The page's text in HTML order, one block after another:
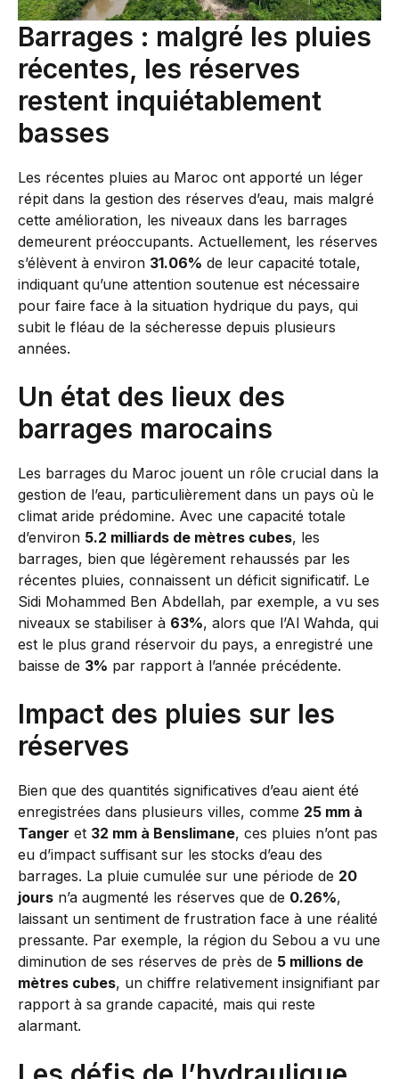
Barrages : malgré les pluies
récentes, les réserves
restent inquiétablement
basses
Les récentes pluies au Maroc ont apporté un léger
répit dans la gestion des réserves d’eau, mais malgré
cette amélioration, les niveaux dans les barrages
demeurent préoccupants. Actuellement, les réserves
s’élèvent à environ 31.06% de leur capacité totale,
indiquant qu’une attention soutenue est nécessaire
pour faire face à la situation hydrique du pays, qui
subit le fléau de la sécheresse depuis plusieurs
années.
Un état des lieux des
barrages marocains
Les barrages du Maroc jouent un rôle crucial dans la
gestion de l’eau, particulièrement dans un pays où le
climat aride prédomine. Avec une capacité totale
d’environ 5.2 milliards de mètres cubes, les
barrages, bien que légèrement rehaussés par les
récentes pluies, connaissent un déficit significatif. Le
Sidi Mohammed Ben Abdellah, par exemple, a vu ses
niveaux se stabiliser à 63%, alors que l’Al Wahda, qui
est le plus grand réservoir du pays, a enregistré une
baisse de 3% par rapport à l’année précédente.
Impact des pluies sur les
réserves
Bien que des quantités significatives d’eau aient été
enregistrées dans plusieurs villes, comme 25 mm à
Tanger et 32 mm à Benslimane, ces pluies n’ont pas
eu d’impact suffisant sur les stocks d’eau des
barrages. La pluie cumulée sur une période de 20
jours n’a augmenté les réserves que de 0.26%,
laissant un sentiment de frustration face à une réalité
pressante. Par exemple, la région du Sebou a vu une
diminution de ses réserves de près de 5 millions de
mètres cubes, un chiffre relativement insignifiant par
rapport à sa grande capacité, mais qui reste
alarmant.